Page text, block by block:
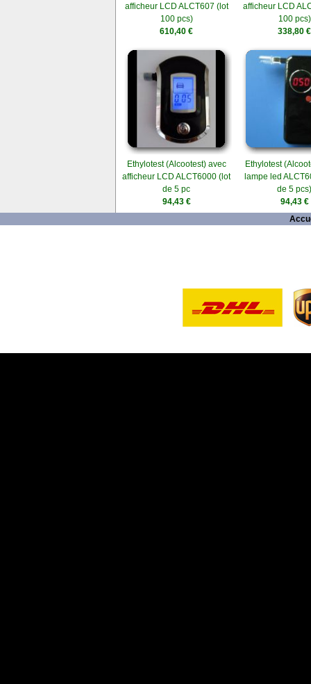
afficheur LCD ALCT607 (lot
100 pcs)
610,40 €
afficheur LCD
100 pcs)
338,80 €
Ethylotest (Alcootest) avec
afficheur LCD ALCT6000 (lot
de 5 pc
94,43 €
Ethylotest
lampe led
de 5 pcs)
94,43 €